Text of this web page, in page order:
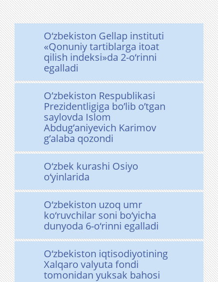
O‘zbekiston Gellap instituti
«Qonuniy tartiblarga itoat
qilish indeksi»da 2-o‘rinni
egalladi
O’zbekiston Respublikasi
Prezidentligiga bo’lib o’tgan
saylovda Islom
Abdug’aniyevich Karimov
g’alaba qozondi
O‘zbek kurashi Osiyo
o‘yinlarida
O‘zbekiston uzoq umr
ko‘ruvchilar soni bo‘yicha
dunyoda 6-o‘rinni egalladi
O‘zbekiston iqtisodiyotining
Xalqaro valyuta fondi
tomonidan yuksak bahosi